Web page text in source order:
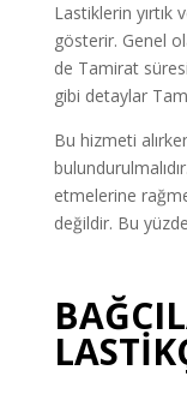
Lastiklerin
gösterir. Genel
de Tamirat süresi
gibi detaylar
Bu hizmeti
etmelerine
değildir. Bu